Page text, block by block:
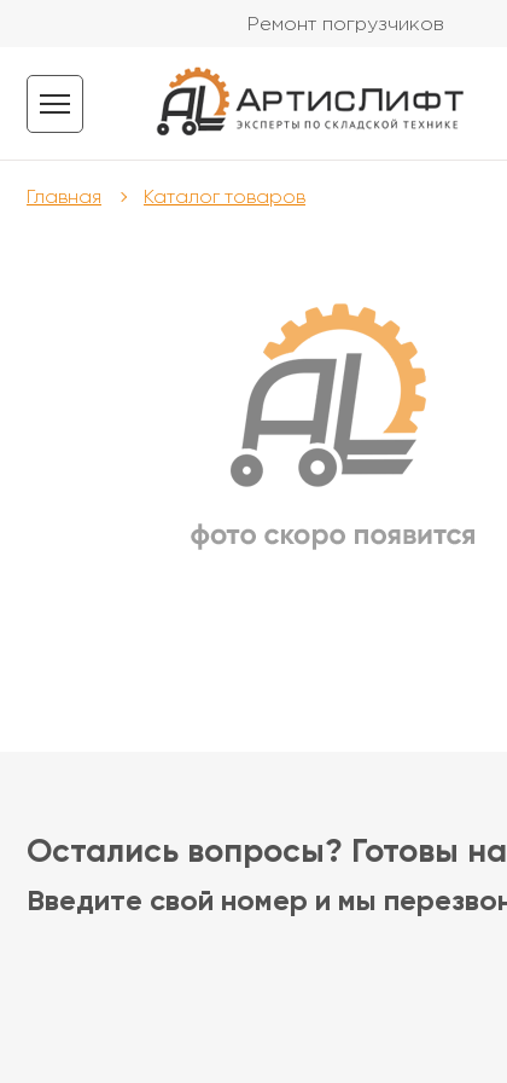
Ремонт погрузчиков
Главная Каталог товаров
Остались вопросы? Готовы
Введите свой номер и мы